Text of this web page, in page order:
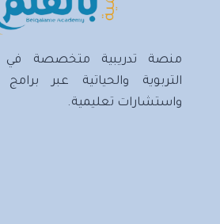
منصة تدريبية متخصصة في
التربوية والحياتية عبر برامج
واستشارات تعليمية.